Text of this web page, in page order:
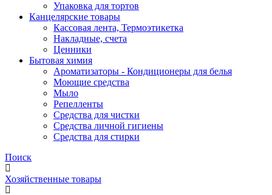
Упаковка для тортов
Канцелярские товары
Кассовая лента, Термоэтикетка
Накладные, счета
Ценники
Бытовая химия
Ароматизаторы - Кондиционеры для белья
Моющие средства
Мыло
Репелленты
Средства для чистки
Средства личной гигиены
Средства для стирки
Поиск
Хозяйственные товары